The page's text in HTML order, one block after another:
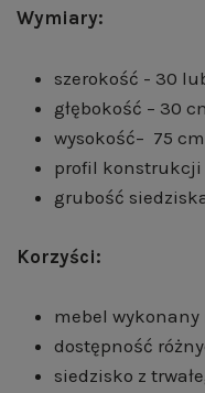
Wymiary:
szerokość - 30
głębokość – 30
wysokość– 75 cm
profil konstrukcji
grubość
Korzyści:
mebel
dostępność
siedzisko z